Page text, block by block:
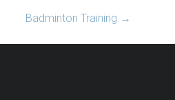
Badminton Training →